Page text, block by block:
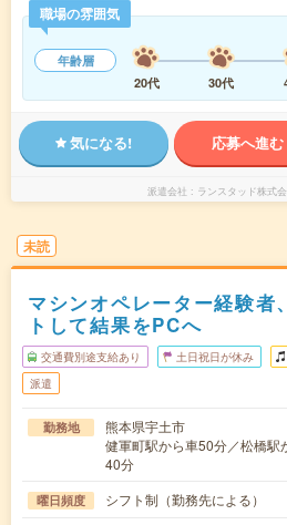
職場の雰囲気
年齢層
20代
30代
気になる! 応募へ進む
派遣会社 ランスタッド株式
未読
マシンオペレーター経験者
トして結果をPCへ
交通費別途支給あり 土日祝日が休み
派遣
勤務地
熊本県宇土市
健軍町駅から車50分／松橋
40分
曜日頻度 シフト制（勤務先による）